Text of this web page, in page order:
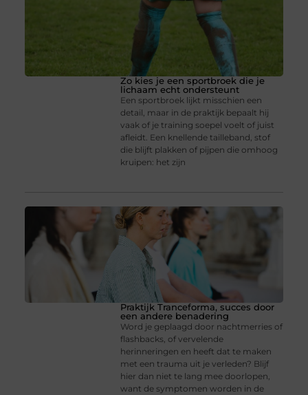
Zo kies je een sportbroek die je
lichaam echt ondersteunt
Een sportbroek lijkt misschien een
detail, maar in de praktijk bepaalt hij
vaak of je training soepel voelt of juist
afleidt. Een knellende tailleband, stof
die blijft plakken of pijpen die omhoog
kruipen: het zijn
Praktijk Tranceforma, succes door
een andere benadering
Word je geplaagd door nachtmerries of
flashbacks, of vervelende
herinneringen en heeft dat te maken
met een trauma uit je verleden? Blijf
hier dan niet te lang mee doorlopen,
want de symptomen worden in de